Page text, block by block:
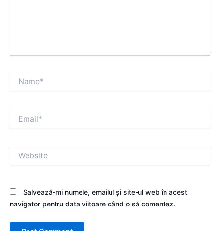
Salvează-mi numele, emailul și site-ul web în acest
navigator pentru data viitoare când o să comentez.